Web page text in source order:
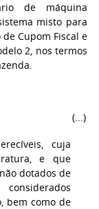
de máquina
misto para
Cupom Fiscal e
2, nos termos
(...)
cuja
e que
dotados de
bem como de